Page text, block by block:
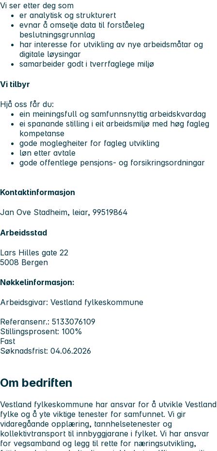
Vi ser etter deg som
er analytisk og strukturert
evnar å omsetje data til forståeleg
beslutningsgrunnlag
har interesse for utvikling av nye arbeidsmåtar og
digitale løysingar
samarbeider godt i tverrfaglege miljø
Vi tilbyr
Hjå oss får du:
ein meiningsfull og samfunnsnyttig arbeidskvardag
ei spanande stilling i eit arbeidsmiljø med høg fagleg
kompetanse
gode moglegheiter for fagleg utvikling
løn etter avtale
gode offentlege pensjons- og forsikringsordningar
Kontaktinformasjon
Jan Ove Stadheim, leiar, 99519864
Arbeidsstad
Lars Hilles gate 22
5008 Bergen
Nøkkelinformasjon:
Arbeidsgivar: Vestland fylkeskommune
Referansenr.: 5133076109
Stillingsprosent: 100%
Fast
Søknadsfrist: 04.06.2026
Om bedriften
Vestland fylkeskommune har ansvar for å utvikle Vestland
fylke og å yte viktige tenester for samfunnet. Vi gir
vidaregåande opplæring, tannhelsetenester og
kollektivtransport til innbyggjarane i fylket. Vi har ansvar
for vegsamband og legg til rette for næringsutvikling,